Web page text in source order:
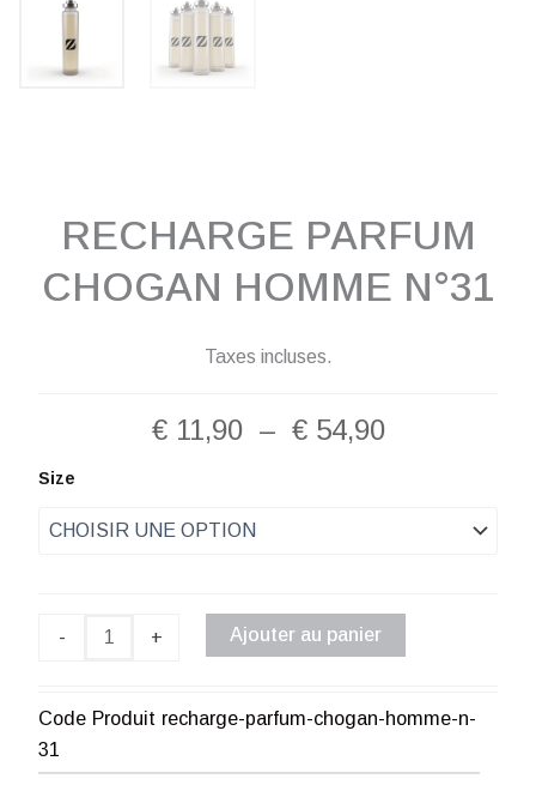
RECHARGE PARFUM
CHOGAN HOMME N°31
Taxes incluses.
€11,90 – €54,90Plage
à
€ 54,90
Size
-
quantité
Parfum
+ Ajouter au panier
Code Produit recharge-parfum-chogan-homme-n-
31